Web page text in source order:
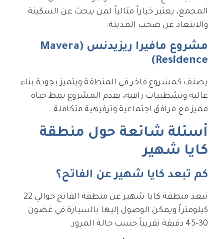
المجمع، يعتبر خياراً مثالياً لمن يبحث عن السكينة
والابتعاد عن صخب المدينة.
مشروع مافيرا ريزيدنس (Mavera
Residence)
يصنف كمشروع فاخر في المنطقة ويتميز بجودة بناء
عالية وتشطيبات راقية، يقدم المشروع نمط حياة
مميز مع مرافق اجتماعية وترفيهية متكاملة.
أسئلة شائعة حول منطقة
كايا شهير
كم تبعد كايا شهير عن الفاتح؟
تبعد منطقة كايا شهير عن منطقة الفاتح حوالي 22
كيلومتراً ويمكن الوصول إليها بالسيارة في غضون
30-45 دقيقة تقريباً حسب حالة المرور.